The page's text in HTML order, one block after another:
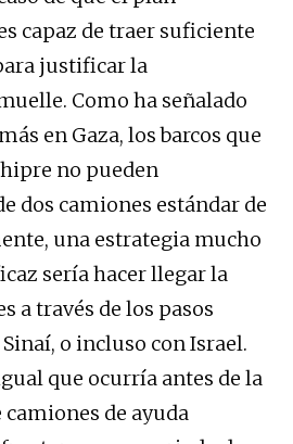
capaz de traer suficiente
justificar la
Como ha señalado
en Gaza, los barcos que
no pueden
dos camiones estándar de
una estrategia mucho
sería hacer llegar la
a través de los pasos
o incluso con Israel.
que ocurría antes de la
de ayuda